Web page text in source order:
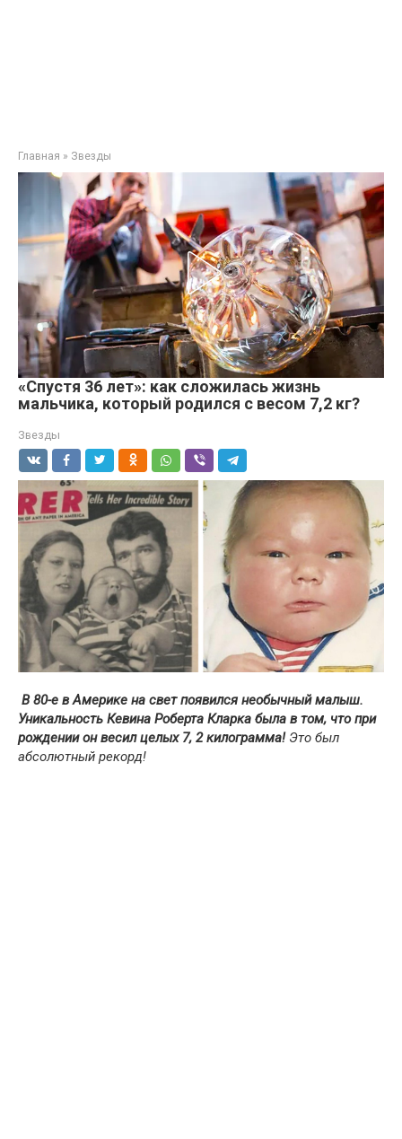
Главная » Звезды
«Спустя 36 лет»: как сложилась жизнь
мальчика, который родился с весом 7,2 кг?
Звезды
В 80-е в Америке на свет появился необычный малыш.
Уникальность Кевина Роберта Кларка была в том, что при
рождении он весил целых 7, 2 килограмма!Это был
абсолютный рекорд!